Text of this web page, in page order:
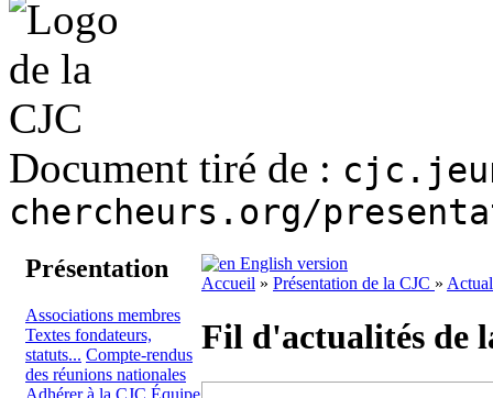
Document tiré de :
chercheurs.org/
English version
Accueil » Présentation de la CJC »
Fil d'actualités de
Présentation
Associations membres
Textes fondateurs,
statuts... Compte-rendus
des réunions nationales
Adhérer à la CJC Équipe